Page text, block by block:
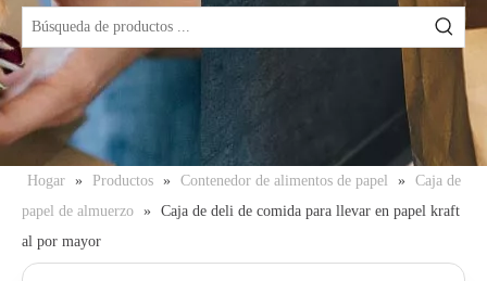
Hogar » Productos » Contenedor de alimentos de papel » Caja de
papel de almuerzo » Caja de deli de comida para llevar en papel kraft
al por mayor